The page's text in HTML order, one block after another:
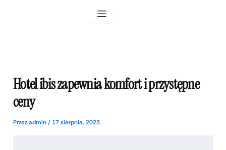
Hotel ibis zapewnia komfort i przystępne
ceny
Przezadmin/ 17 sierpnia, 2025